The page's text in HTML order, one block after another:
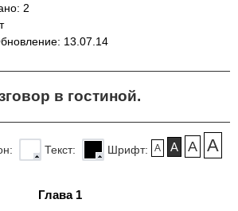
2
13.07.14
в гостиной.
A A A A
Шрифт:
Текст:
Глава 1